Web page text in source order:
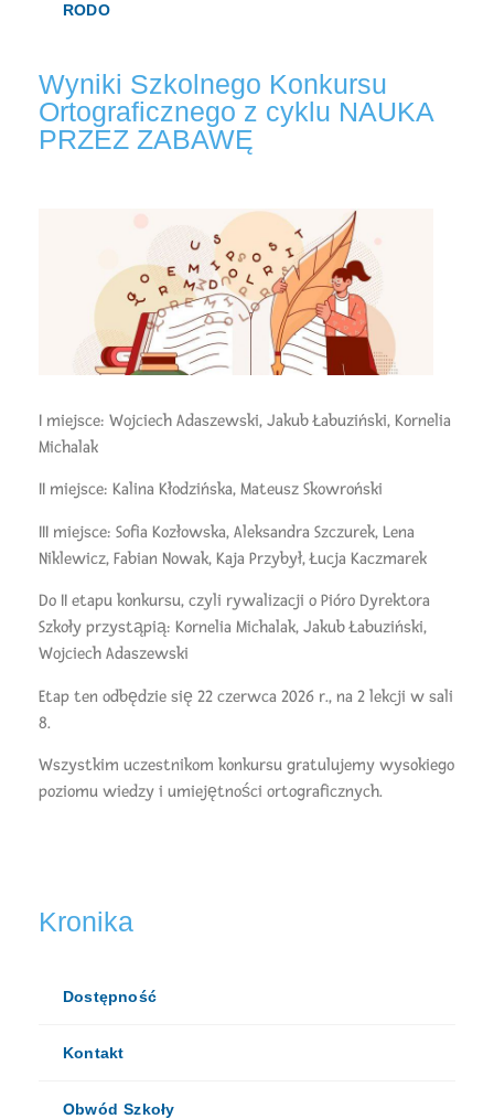
RODO
Wyniki Szkolnego Konkursu
Ortograficznego z cyklu NAUKA
PRZEZ ZABAWĘ
I miejsce: Wojciech Adaszewski, Jakub Łabuziński, Kornelia
Michalak
II miejsce: Kalina Kłodzińska, Mateusz Skowroński
III miejsce: Sofia Kozłowska, Aleksandra Szczurek, Lena
Niklewicz, Fabian Nowak, Kaja Przybył, Łucja Kaczmarek
Do II etapu konkursu, czyli rywalizacji o Pióro Dyrektora
Szkoły przystąpią: Kornelia Michalak, Jakub Łabuziński,
Wojciech Adaszewski
Etap ten odbędzie się 22 czerwca 2026 r., na 2 lekcji w sali
8.
Wszystkim uczestnikom konkursu gratulujemy wysokiego
poziomu wiedzy i umiejętności ortograficznych.
Kronika
Dostępność
Kontakt
Obwód Szkoły